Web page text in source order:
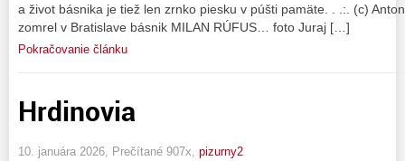
a život básnika je tiež len zrnko piesku v púšti pamäte. . .:. (c)
zomrel v Bratislave básnik MILAN RÚFUS… foto Juraj […]
Pokračovanie článku
Hrdinovia
10. januára 2026, Prečítané 907x, pizurny2